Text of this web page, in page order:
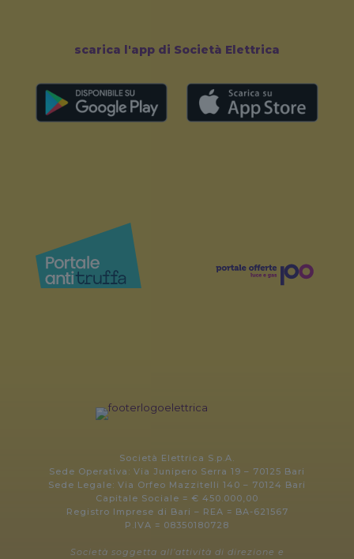
scarica l'app di Società Elettrica
Società Elettrica S.p.A.
Sede Operativa: Via Junipero Serra 19 – 70125 Bari
Sede Legale: Via Orfeo Mazzitelli 140 – 70124 Bari
Capitale Sociale = € 450.000,00
Registro Imprese di Bari – REA = BA-621567
P.IVA = 08350180728
Società soggetta all’attività di direzione e